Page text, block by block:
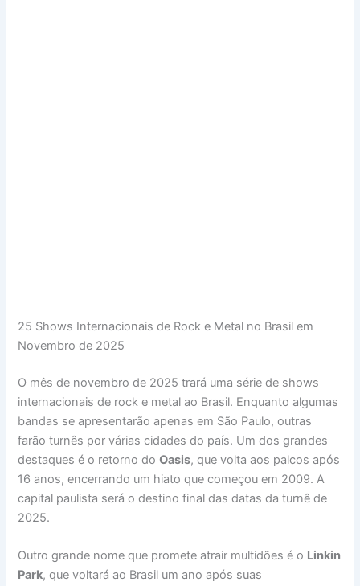
25 Shows Internacionais de Rock e Metal no Brasil em
Novembro de 2025
O mês de novembro de 2025 trará uma série de shows
internacionais de rock e metal ao Brasil. Enquanto algumas
bandas se apresentarão apenas em São Paulo, outras
farão turnês por várias cidades do país. Um dos grandes
destaques é o retorno doOasis, que volta aos palcos após
16 anos, encerrando um hiato que começou em 2009. A
capital paulista será o destino final das datas da turnê de
2025.
Outro grande nome que promete atrair multidões é o Linkin
Park, que voltará ao Brasil um ano após suas